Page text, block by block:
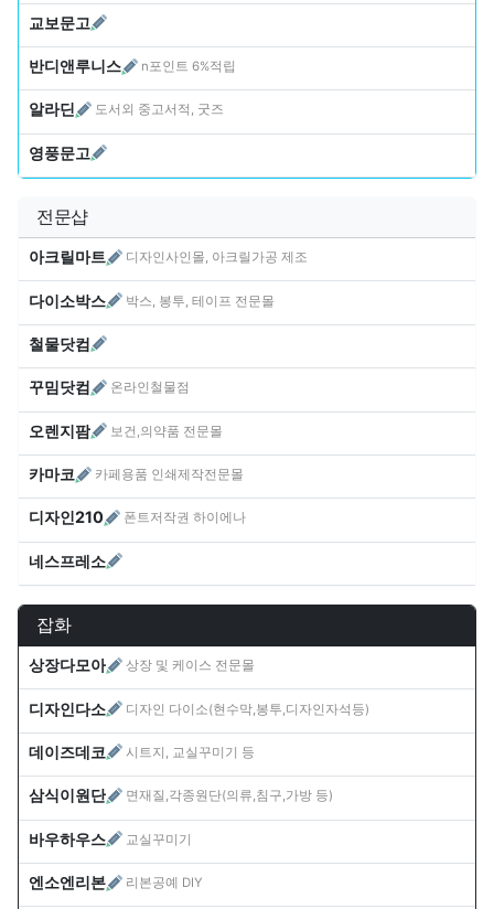
교보문고
반디앤루니스 n포인트 6%적립
알라딘 도서외 중고서적, 굿즈
영풍문고
전문샵
아크릴마트 디자인사인몰, 아크릴가공 제조
다이소박스 박스, 봉투, 테이프 전문몰
철물닷컴
꾸밈닷컴 온라인철물점
오렌지팜 보건,의약품 전문몰
카마코 카페용품 인쇄제작전문몰
디자인210 폰트저작권 하이에나
네스프레소
잡화
상장다모아 상장 및 케이스 전문몰
디자인다소 디자인 다이소(현수막,봉투,디자인자석등)
데이즈데코 시트지, 교실꾸미기 등
삼식이원단 면재질,각종원단(의류,침구,가방 등)
바우하우스 교실꾸미기
엔소엔리본 리본공예 DIY